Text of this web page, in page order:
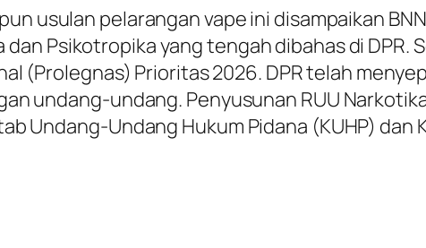
usulan pelarangan vape ini disampaikan
Psikotropika yang tengah dibahas di DPR.
(Prolegnas) Prioritas 2026. DPR telah
undang-undang. Penyusunan RUU
Undang-Undang Hukum Pidana (KUHP) dan